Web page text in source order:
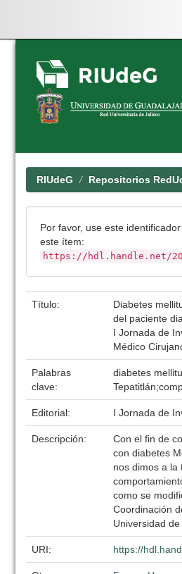
Skip
navigation
RIUdeG Repositorios
Por favor, use este
este ítem:
https://hdl.handle.net/
Título:
Diabetes
del paciente
I Jornada de
Médico
Palabras
clave:
diabetes
Editorial: I Jornada de
Descripción:
Con el fin de
con diabetes
nos dimos a la
como se
Coordinación
Universidad de
URI: https://